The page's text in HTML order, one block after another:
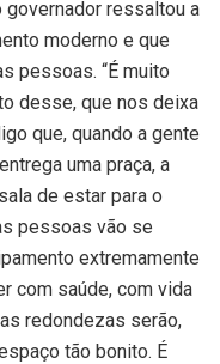
governador ressaltou a
moderno e que
pessoas. “É muito
desse, que nos deixa
que, quando a gente
uma praça, a
de estar para o
pessoas vão se
extremamente
com saúde, com vida
redondezas serão,
tão bonito. É